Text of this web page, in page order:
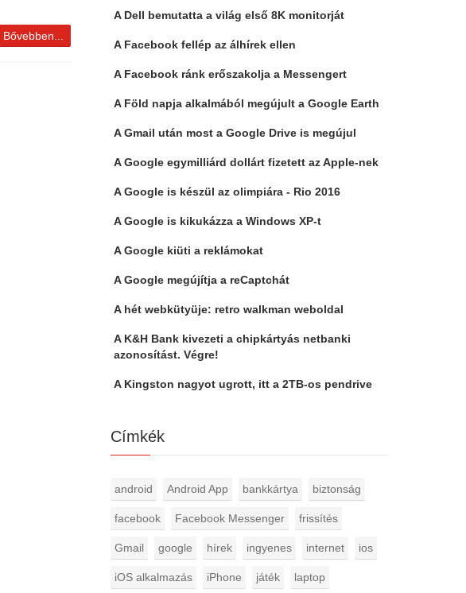
Bővebben...
A Dell bemutatta a világ első 8K monitorját
A Facebook fellép az álhírek ellen
A Facebook ránk erőszakolja a Messengert
A Föld napja alkalmából megújult a Google Earth
A Gmail után most a Google Drive is megújul
A Google egymilliárd dollárt fizetett az Apple-nek
A Google is készül az olimpiára - Rio 2016
A Google is kikukázza a Windows XP-t
A Google kiüti a reklámokat
A Google megújítja a reCaptchát
A hét webkütyüje: retro walkman weboldal
A K&H Bank kivezeti a chipkártyás netbanki
azonosítást. Végre!
A Kingston nagyot ugrott, itt a 2TB-os pendrive
Címkék
android Android App bankkártya biztonság
facebook Facebook Messenger frissítés
Gmail google hírek ingyenes internet ios
iOS alkalmazás iPhone játék laptop